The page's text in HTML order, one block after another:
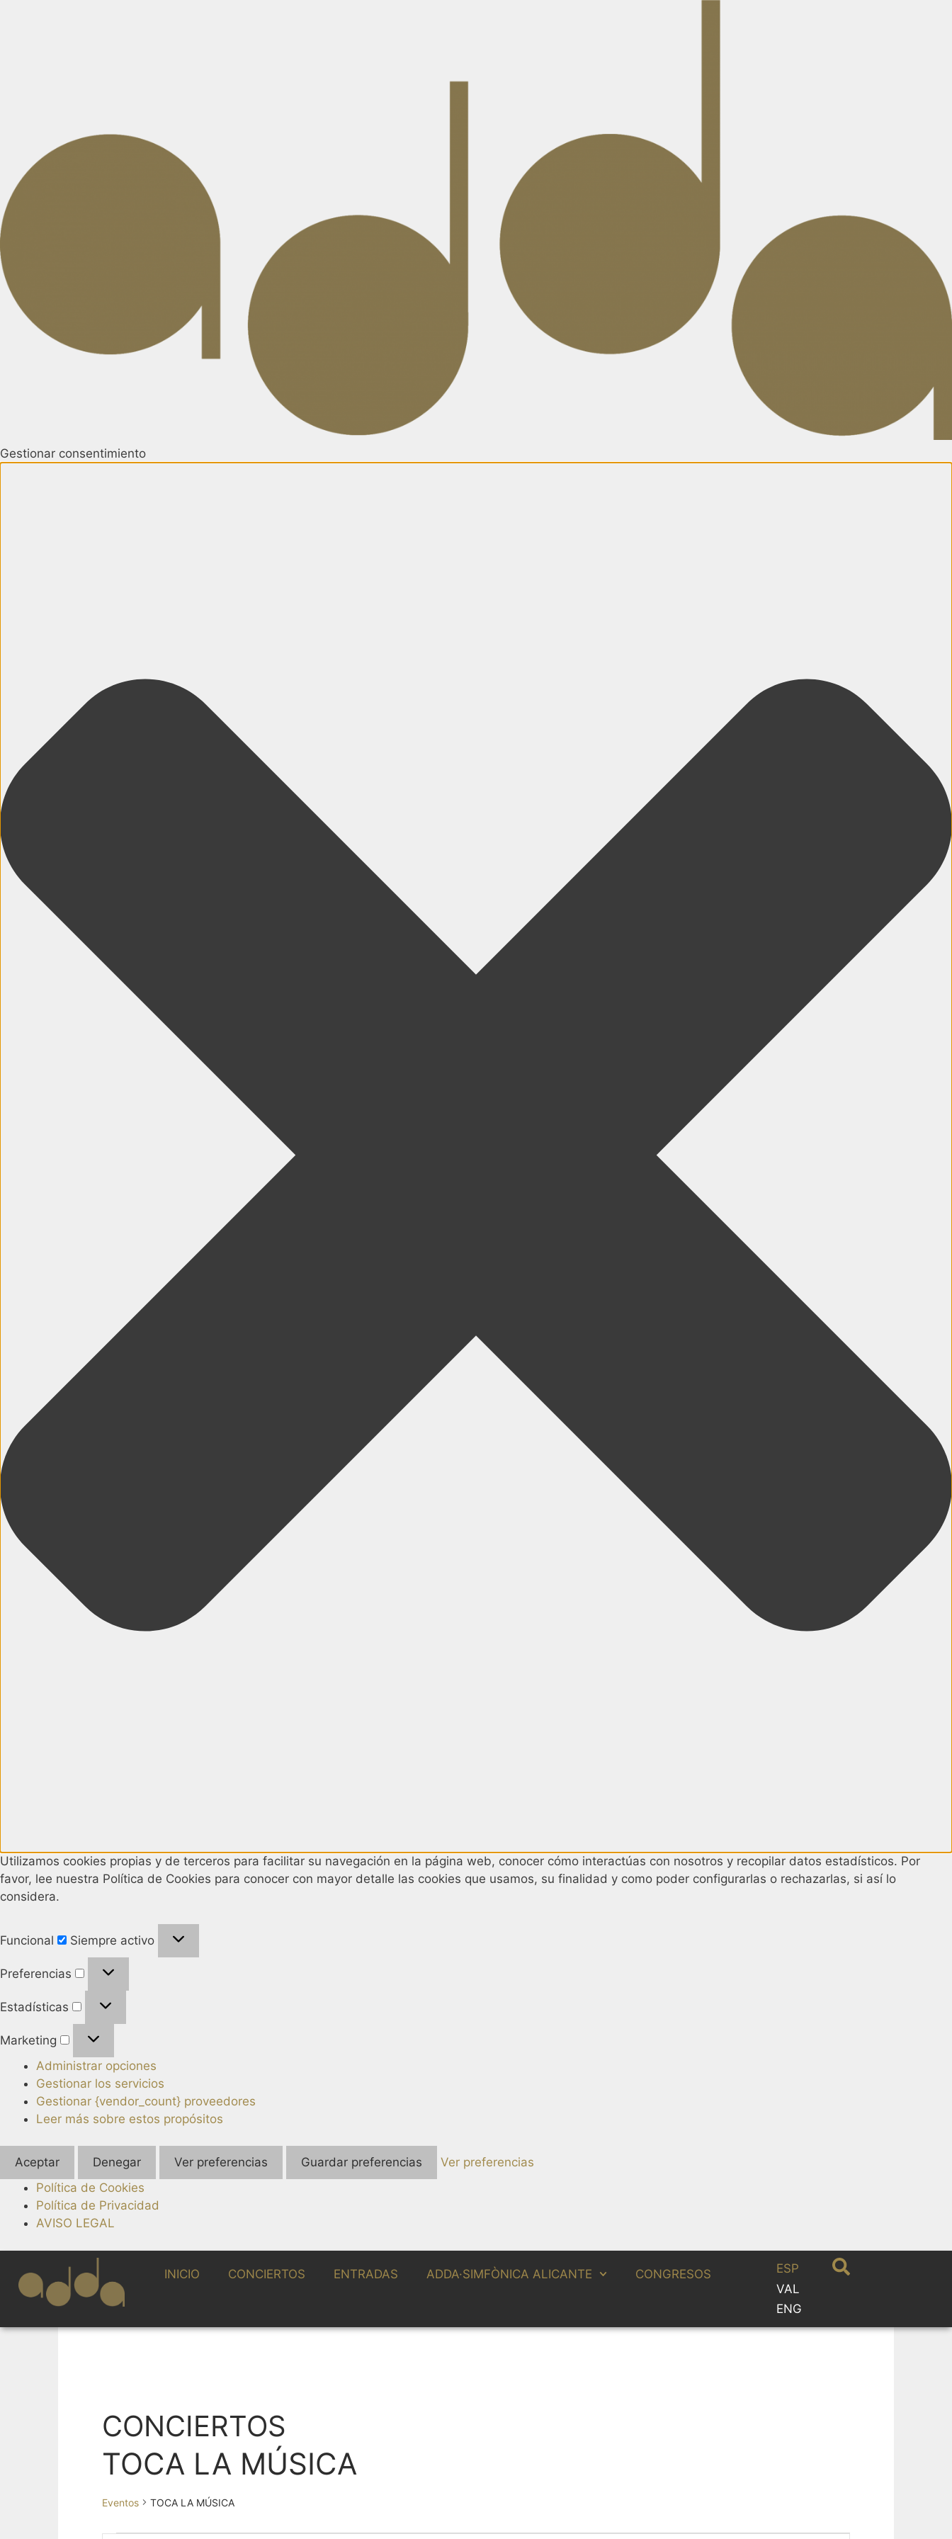
Gestionar consentimiento
Utilizamos cookies propias y de terceros para facilitar su navegación en la página web, conocer cómo interactúas con nosotros y recopilar datos estadísticos. Por
favor, lee nuestra Política de Cookies para conocer con mayor detalle las cookies que usamos, su finalidad y como poder configurarlas o rechazarlas, si así lo
considera.
Funcional Siempre activo
Preferencias
Estadísticas
Marketing
Administrar opciones
Gestionar los servicios
Gestionar {vendor_count} proveedores
Leer más sobre estos propósitos
Aceptar Denegar Ver preferencias Guardar preferencias
Ver preferencias
Política de Cookies
Política de Privacidad
AVISO LEGAL
INICIO CONCIERTOS ENTRADAS ADDA·SIMFÒNICA ALICANTE CONGRESOS
ESP
VAL
ENG
CONCIERTOS
TOCA LA MÚSICA
Eventos TOCA LA MÚSICA